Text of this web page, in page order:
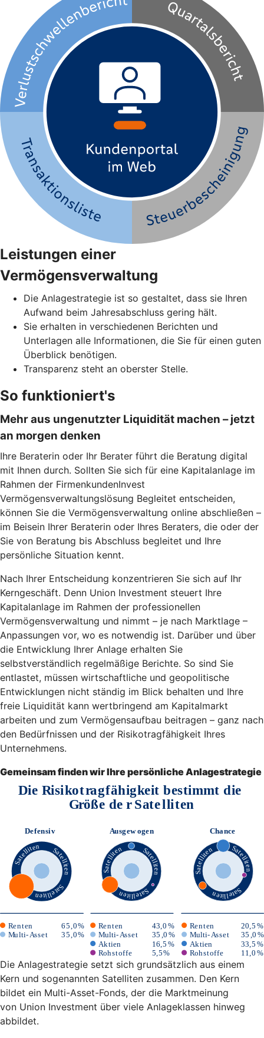
Leistungen einer
Vermögensverwaltung
Die Anlagestrategie ist so gestaltet, dass sie Ihren
Aufwand beim Jahresabschluss gering hält.
Sie erhalten in verschiedenen Berichten und
Unterlagen alle Informationen, die Sie für einen guten
Überblick benötigen.
Transparenz steht an oberster Stelle.
So funktioniert's
Mehr aus ungenutzter Liquidität machen – jetzt
an morgen denken
Ihre Beraterin oder Ihr Berater führt die Beratung digital
mit Ihnen durch. Sollten Sie sich für eine Kapitalanlage im
Rahmen der FirmenkundenInvest
Vermögensverwaltungslösung Begleitet entscheiden,
können Sie die Vermögensverwaltung online abschließen –
im Beisein Ihrer Beraterin oder Ihres Beraters, die oder der
Sie von Beratung bis Abschluss begleitet und Ihre
persönliche Situation kennt.
Nach Ihrer Entscheidung konzentrieren Sie sich auf Ihr
Kerngeschäft. Denn Union Investment steuert Ihre
Kapitalanlage im Rahmen der professionellen
Vermögensverwaltung und nimmt – je nach Marktlage –
Anpassungen vor, wo es notwendig ist. Darüber und über
die Entwicklung Ihrer Anlage erhalten Sie
selbstverständlich regelmäßige Berichte. So sind Sie
entlastet, müssen wirtschaftliche und geopolitische
Entwicklungen nicht ständig im Blick behalten und Ihre
freie Liquidität kann wertbringend am Kapitalmarkt
arbeiten und zum Vermögensaufbau beitragen – ganz nach
den Bedürfnissen und der Risikotragfähigkeit Ihres
Unternehmens.
Gemeinsam finden wir Ihre persönliche Anlagestrategie
Die Anlagestrategie setzt sich grundsätzlich aus einem
Kern und sogenannten Satelliten zusammen. Den Kern
bildet ein Multi-Asset-Fonds, der die Marktmeinung
von Union Investment über viele Anlageklassen hinweg
abbildet.